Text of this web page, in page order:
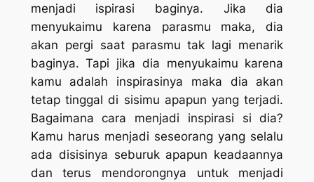
menjadi ispirasi baginya. Jika dia
menyukaimu karena parasmu maka, dia
akan pergi saat parasmu tak lagi menarik
baginya. Tapi jika dia menyukaimu karena
kamu adalah inspirasinya maka dia akan
tetap tinggal di sisimu apapun yang terjadi.
Bagaimana cara menjadi inspirasi si dia?
Kamu harus menjadi seseorang yang selalu
ada disisinya seburuk apapun keadaannya
dan terus mendorongnya untuk menjadi